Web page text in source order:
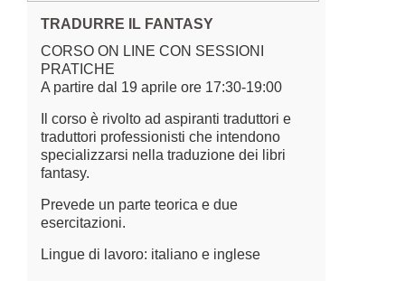
TRADURRE IL FANTASY
CORSO ON LINE CON SESSIONI
PRATICHE
A partire dal 19 aprile ore 17:30-19:00
Il corso è rivolto ad aspiranti traduttori e
traduttori professionisti che intendono
specializzarsi nella traduzione dei libri
fantasy.
Prevede un parte teorica e due
esercitazioni.
Lingue di lavoro: italiano e inglese